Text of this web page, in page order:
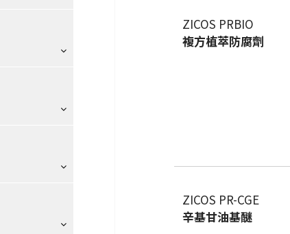
ZICOS PRBIO
複方植萃防腐劑
ZICOS PR-CGE
辛基甘油基醚